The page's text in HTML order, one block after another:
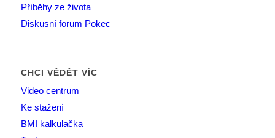
Příběhy ze života
Diskusní forum Pokec
CHCI VĚDĚT VÍC
Video centrum
Ke stažení
BMI kalkulačka